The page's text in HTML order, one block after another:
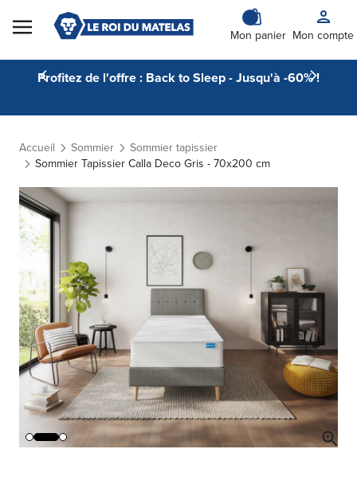
Skip to Content
Mon panier Mon compte
Profitez de l'offre : Back to Sleep - Jusqu'à -60% !
Accueil Sommier
Sommier tapissier
Sommier Tapissier Calla Deco Gris - 70x200 cm